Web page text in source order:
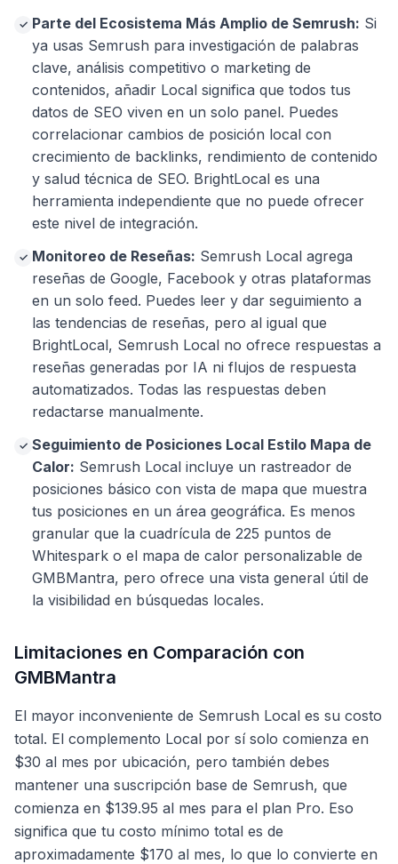
✓ Parte del Ecosistema Más Amplio de Semrush: Si
ya usas Semrush para investigación de palabras
clave, análisis competitivo o marketing de
contenidos, añadir Local significa que todos tus
datos de SEO viven en un solo panel. Puedes
correlacionar cambios de posición local con
crecimiento de backlinks, rendimiento de contenido
y salud técnica de SEO. BrightLocal es una
herramienta independiente que no puede ofrecer
este nivel de integración.
✓ Monitoreo de Reseñas: Semrush Local agrega
reseñas de Google, Facebook y otras plataformas
en un solo feed. Puedes leer y dar seguimiento a
las tendencias de reseñas, pero al igual que
BrightLocal, Semrush Local no ofrece respuestas a
reseñas generadas por IA ni flujos de respuesta
automatizados. Todas las respuestas deben
redactarse manualmente.
✓ Seguimiento de Posiciones Local Estilo Mapa de
Calor: Semrush Local incluye un rastreador de
posiciones básico con vista de mapa que muestra
tus posiciones en un área geográfica. Es menos
granular que la cuadrícula de 225 puntos de
Whitespark o el mapa de calor personalizable de
GMBMantra, pero ofrece una vista general útil de
la visibilidad en búsquedas locales.
Limitaciones en Comparación con
GMBMantra
El mayor inconveniente de Semrush Local es su costo
total. El complemento Local por sí solo comienza en
$30 al mes por ubicación, pero también debes
mantener una suscripción base de Semrush, que
comienza en $139.95 al mes para el plan Pro. Eso
significa que tu costo mínimo total es de
aproximadamente $170 al mes, lo que lo convierte en